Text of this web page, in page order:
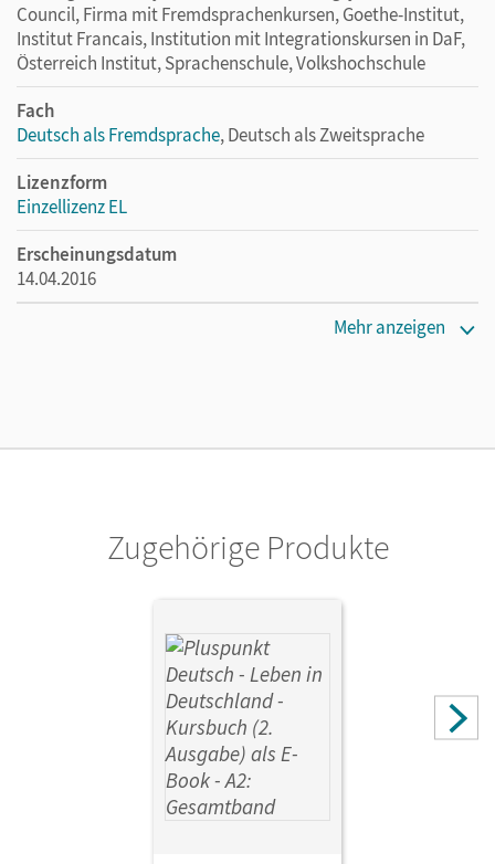
Council, Firma mit Fremdsprachenkursen, Goethe-Institut,
Institut Francais, Institution mit Integrationskursen in DaF,
Österreich Institut, Sprachenschule, Volkshochschule
Fach
Deutsch als Fremdsprache, Deutsch als Zweitsprache
Lizenzform
Einzellizenz EL
Erscheinungsdatum
14.04.2016
Mehr anzeigen
Zugehörige Produkte